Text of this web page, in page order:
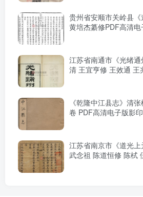
贵州省安顺市关岭县
黄培杰纂修PDF高清
江苏省南通市《光绪
清 王宜亨修 王效通 王
《乾隆中江县志》清
卷 PDF高清电子版影
江苏省南京市《道光
武念祖 陈道恒修 陈栻